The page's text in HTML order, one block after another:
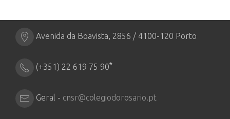
Avenida da Boavista, 2856 / 4100-120 Porto
(+351) 22 619 75 90*
Geral - cnsr@colegiodorosario.pt